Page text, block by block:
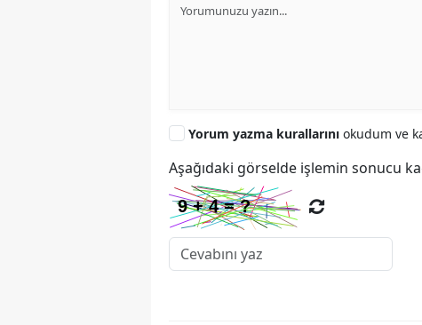
Yorum yazma kurallarını okudum ve
Aşağıdaki görselde işlemin sonucu